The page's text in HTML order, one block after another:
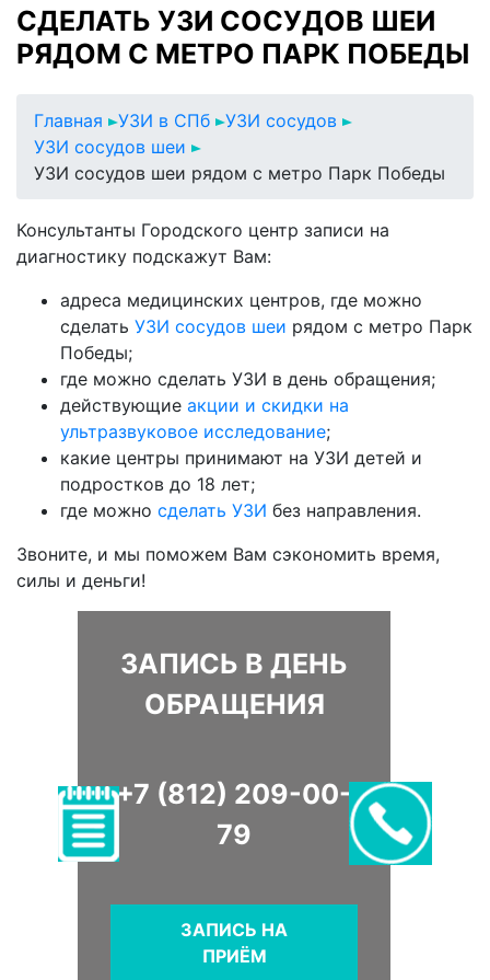
СДЕЛАТЬ УЗИ СОСУДОВ ШЕИ
РЯДОМ С МЕТРО ПАРК ПОБЕДЫ
Главная УЗИ в СПб
УЗИ сосудов
УЗИ сосудов шеи
УЗИ сосудов шеи рядом с метро Парк Победы
Консультанты Городского центр записи на
диагностику подскажут Вам:
адреса медицинских центров, где можно
сделать УЗИ сосудов шеи рядом с метро Парк
Победы;
где можно сделать УЗИ в день обращения;
действующие акции и скидки на
ультразвуковое исследование;
какие центры принимают на УЗИ детей и
подростков до 18 лет;
где можно сделать УЗИ без направления.
Звоните, и мы поможем Вам сэкономить время,
силы и деньги!
ЗАПИСЬ В ДЕНЬ
ОБРАЩЕНИЯ
+7 (812) 209-00-
79
ЗАПИСЬ НА
ПРИЁМ